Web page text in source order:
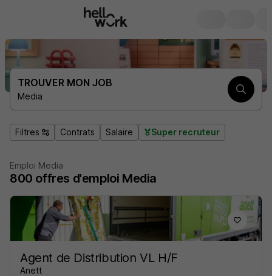
TROUVER MON JOB
Media
Filtres Contrats Salaire Super recruteur
Emploi Media
800 offres d'emploi Media
Agent de Distribution VL H/F
Anett